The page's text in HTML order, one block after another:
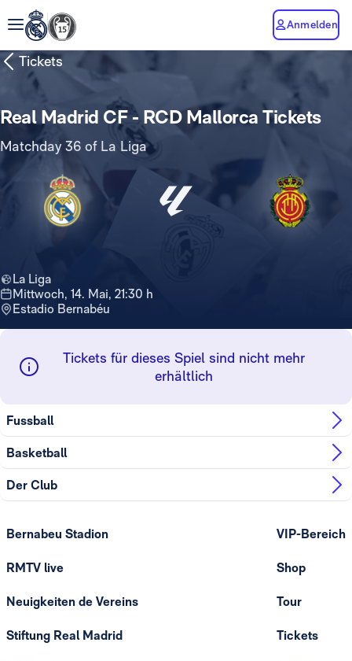
Anmelden
Tickets
Real Madrid CF - RCD Mallorca Tickets
Matchday 36 of La Liga
La Liga
Mittwoch, 14. Mai, 21:30 h
Estadio Bernabéu
Tickets für dieses Spiel sind nicht mehr
erhältlich
Fussball
Basketball
Der Club
Bernabeu Stadion
RMTV live
Neuigkeiten de Vereins
Stiftung Real Madrid
VIP-Bereich
Shop
Tour
Tickets